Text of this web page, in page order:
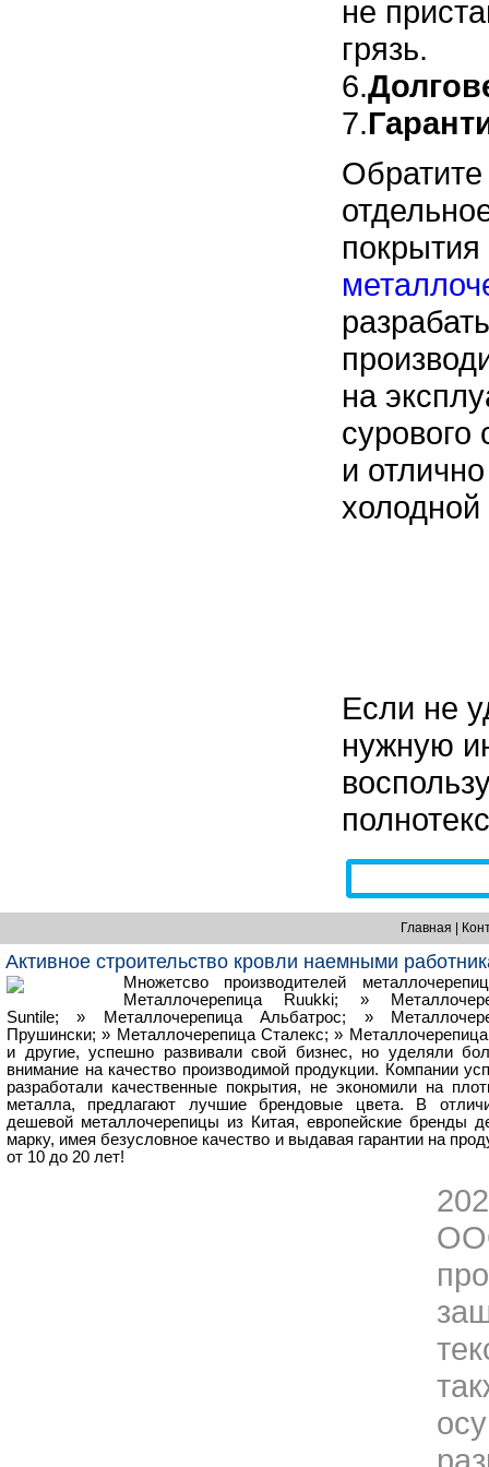
не
грязь.
6.
7.
покрытия
на
сурового
и
Если не
нужную
Главная
Активное строительство кровли наемными
Множетсво производителей
Металлочерепица Ruukki; »
Suntile; » Металлочерепица Альбатрос; »
Прушински; » Металлочерепица Сталекс; »
и другие, успешно развивали свой бизнес, но уделяли
внимание на качество производимой продукции. Компании
разработали качественные покрытия, не экономили на
металла, предлагают лучшие брендовые цвета. В
дешевой металлочерепицы из Китая, европейские бренды
марку, имея безусловное качество и выдавая гарантии на
от 10 до 20 лет!